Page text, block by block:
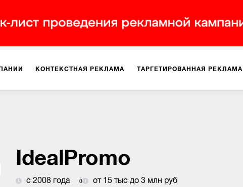
КОНТЕКСТНАЯ РЕКЛАМА ТАРГЕТИРОВАННАЯ РЕКЛАМА
РАБОТА С МАРКЕТПЛЕЙСАМИ
IdealPromo
с 2008 года 0 от 15 тыс до 3 млн руб